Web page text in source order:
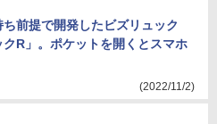
前提で開発したビズリュック
クR」。ポケットを開くとスマホ
(2022/11/2)